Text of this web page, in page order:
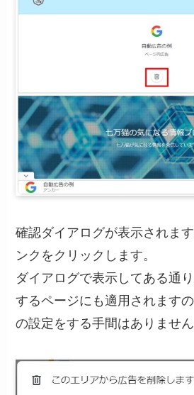
確認ダイアログが表示されま
ンクをクリックします。
ダイアログで表示してある通
するページにも適用されます
の設定をする手間はありません